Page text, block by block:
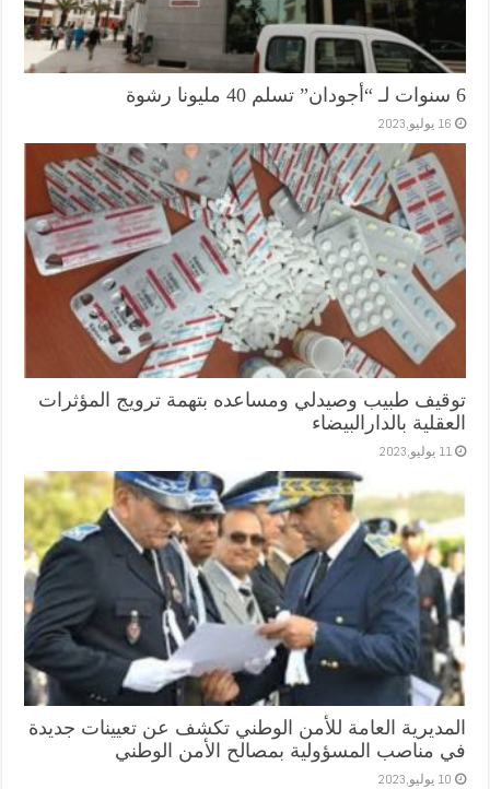
6 سنوات لـ “أجودان” تسلم 40 مليونا رشوة
16 يوليو,2023
توقيف طبيب وصيدلي ومساعده بتهمة ترويج المؤثرات
العقلية بالدارالبيضاء
11 يوليو,2023
المديرية العامة للأمن الوطني تكشف عن تعيينات جديدة
في مناصب المسؤولية بمصالح الأمن الوطني
10 يوليو,2023